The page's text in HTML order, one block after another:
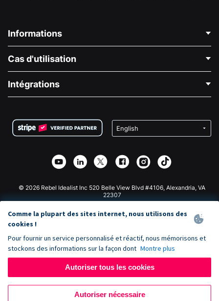
Informations
À propos de nous
Carrières
Confidentialité
Partenariat d'affiliation
Bibliothèque
Cas d'utilisation
Collecte de fonds médicale
Collecte de fonds caritative
Intégrations
Plugin de don Wix
Application de don Webflow
Don Joomla
© 2026 Rebel Idealist Inc 520 Belle View Blvd #4106, Alexandria, VA
22307
Comme la plupart des sites internet, nous utilisons des
cookies !
Pour fournir un service personnalisé et réactif, nous mémorisons et
stockons des informations sur la façon dont Montre plus
Autoriser tous les cookies
Autoriser nécessaire